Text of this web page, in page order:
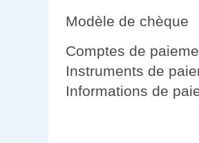
Modèle de chèque
Comptes de
Instruments de
Informations de